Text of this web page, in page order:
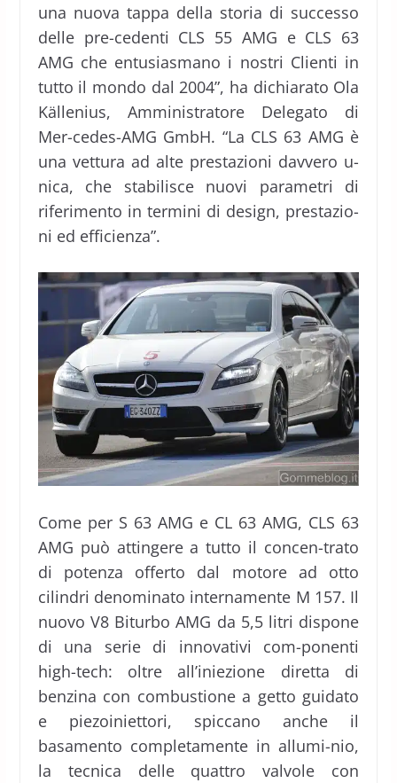
una nuova tappa della storia di successo
delle pre-cedenti CLS 55 AMG e CLS 63
AMG che entusiasmano i nostri Clienti in
tutto il mondo dal 2004”, ha dichiarato Ola
Källenius, Amministratore Delegato di
Mer-cedes-AMG GmbH. “La CLS 63 AMG è
una vettura ad alte prestazioni davvero u-
nica, che stabilisce nuovi parametri di
riferimento in termini di design, prestazio-
ni ed efficienza”.
Come per S 63 AMG e CL 63 AMG, CLS 63
AMG può attingere a tutto il concen-trato
di potenza offerto dal motore ad otto
cilindri denominato internamente M 157. Il
nuovo V8 Biturbo AMG da 5,5 litri dispone
di una serie di innovativi com-ponenti
high-tech: oltre all’iniezione diretta di
benzina con combustione a getto guidato
e piezoiniettori, spiccano anche il
basamento completamente in allumi-nio,
la tecnica delle quattro valvole con